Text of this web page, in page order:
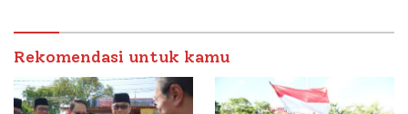
Petelur di Desa Bataal
Timur
Rekomendasi untuk kamu